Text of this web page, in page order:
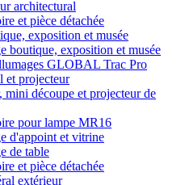
architectural
et pièce détachée
exposition et musée
boutique, exposition et musée
GLOBAL Trac Pro
et projecteur
mini découpe et projecteur de
pour lampe MR16
d'appoint et vitrine
de table
et pièce détachée
extérieur